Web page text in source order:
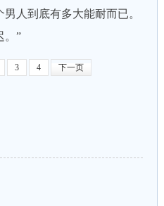
人到底有多大能耐而已。
。”
3 4 下一页